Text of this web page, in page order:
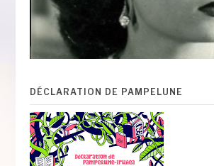
DÉCLARATION DE PAMPELUNE